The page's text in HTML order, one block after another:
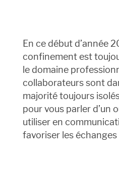
En ce début d’année
confinement est
le domaine
collaborateurs sont
majorité toujours
pour vous parler d’un
utiliser en
favoriser les